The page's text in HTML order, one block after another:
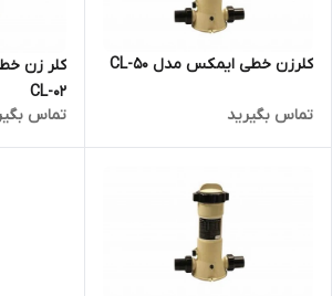
کلرزن خطی ایمکس مدل CL-50
تماس بگیرید
کلر زن
CL-02
تماس